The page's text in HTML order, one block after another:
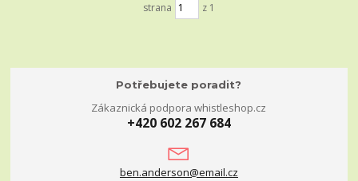
strana z 1
Potřebujete poradit?
Zákaznická podpora whistleshop.cz
+420 602 267 684
ben.anderson@email.cz